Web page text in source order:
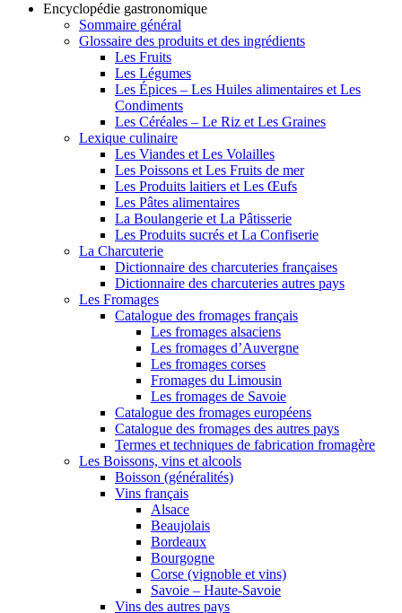
Encyclopédie gastronomique
Sommaire général
Glossaire des produits et des ingrédients
Les Fruits
Les Légumes
Les Épices – Les Huiles alimentaires et Les
Condiments
Les Céréales – Le Riz et Les Graines
Lexique culinaire
Les Viandes et Les Volailles
Les Poissons et Les Fruits de mer
Les Produits laitiers et Les Œufs
Les Pâtes alimentaires
La Boulangerie et La Pâtisserie
Les Produits sucrés et La Confiserie
La Charcuterie
Dictionnaire des charcuteries françaises
Dictionnaire des charcuteries autres pays
Les Fromages
Catalogue des fromages français
Les fromages alsaciens
Les fromages d’Auvergne
Les fromages corses
Fromages du Limousin
Les fromages de Savoie
Catalogue des fromages européens
Catalogue des fromages des autres pays
Termes et techniques de fabrication fromagère
Les Boissons, vins et alcools
Boisson (généralités)
Vins français
Alsace
Beaujolais
Bordeaux
Bourgogne
Corse (vignoble et vins)
Savoie – Haute-Savoie
Vins des autres pays